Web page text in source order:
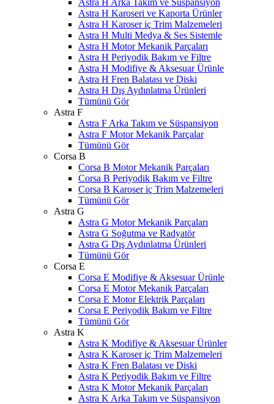
Astra H Arka Takım ve Süspansiyon
Astra H Karoseri ve Kaporta Ürünler
Astra H Karoser iç Trim Malzemeleri
Astra H Multi Medya & Ses Sistemle
Astra H Motor Mekanik Parçaları
Astra H Periyodik Bakım ve Filtre
Astra H Modifiye & Aksesuar Ürünle
Astra H Fren Balatası ve Diski
Astra H Dış Aydınlatma Ürünleri
Tümünü Gör
Astra F
Astra F Arka Takım ve Süspansiyon
Astra F Motor Mekanik Parçalar
Tümünü Gör
Corsa B
Corsa B Motor Mekanik Parçaları
Corsa B Periyodik Bakım ve Filtre
Corsa B Karoser iç Trim Malzemeleri
Tümünü Gör
Astra G
Astra G Motor Mekanik Parçaları
Astra G Soğutma ve Radyatör
Astra G Dış Aydınlatma Ürünleri
Tümünü Gör
Corsa E
Corsa E Modifiye & Aksesuar Ürünle
Corsa E Motor Mekanik Parçaları
Corsa E Motor Elektrik Parçaları
Corsa E Periyodik Bakım ve Filtre
Tümünü Gör
Astra K
Astra K Modifiye & Aksesuar Ürünler
Astra K Karoser iç Trim Malzemeleri
Astra K Fren Balatası ve Diski
Astra K Periyodik Bakım ve Filtre
Astra K Motor Mekanik Parçaları
Astra K Arka Takım ve Süspansiyon